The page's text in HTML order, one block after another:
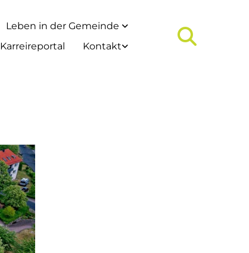
Leben in der Gemeinde
Karreireportal Kontakt